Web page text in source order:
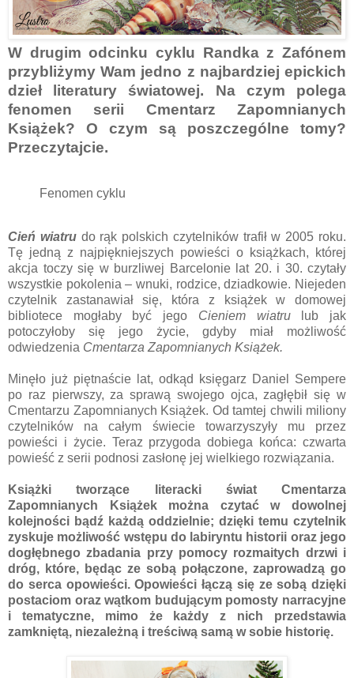
W drugim odcinku cyklu Randka z Zafónem
przybliżymy Wam jedno z najbardziej epickich
dzieł literatury światowej. Na czym polega
fenomen serii Cmentarz Zapomnianych
Książek? O czym są poszczególne tomy?
Przeczytajcie.
Fenomen cyklu
Cień wiatrudo rąk polskich czytelników trafił w 2005 roku.
Tę jedną z najpiękniejszych powieści o książkach, której
akcja toczy się w burzliwej Barcelonie lat 20. i 30. czytały
wszystkie pokolenia – wnuki, rodzice, dziadkowie. Niejeden
czytelnik zastanawiał się, która z książek w domowej
bibliotece mogłaby być jego Cieniem wiatru
lub jak
potoczyłoby się jego życie, gdyby miał możliwość
odwiedzenia Cmentarza Zapomnianych Książek.
Minęło już piętnaście lat, odkąd księgarz Daniel Sempere
po raz pierwszy, za sprawą swojego ojca, zagłębił się w
Cmentarzu Zapomnianych Książek. Od tamtej chwili miliony
czytelników na całym świecie towarzyszyły mu przez
powieści i życie. Teraz przygoda dobiega końca: czwarta
powieść z serii podnosi zasłonę jej wielkiego rozwiązania.
Książki tworzące literacki świat Cmentarza
Zapomnianych Książek można czytać w dowolnej
kolejności bądź każdą oddzielnie; dzięki temu czytelnik
zyskuje możliwość wstępu do labiryntu historii oraz jego
dogłębnego zbadania przy pomocy rozmaitych drzwi i
dróg, które, będąc ze sobą połączone, zaprowadzą go
do serca opowieści. Opowieści łączą się ze sobą dzięki
postaciom oraz wątkom budującym pomosty narracyjne
i tematyczne, mimo że każdy z nich przedstawia
zamkniętą, niezależną i treściwą samą w sobie historię.